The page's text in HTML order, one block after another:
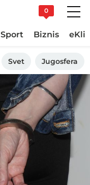
0
Sport Biznis
Svet Jugosfera